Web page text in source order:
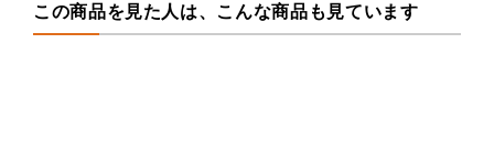
この商品を見た人は、こんな商品も見ています